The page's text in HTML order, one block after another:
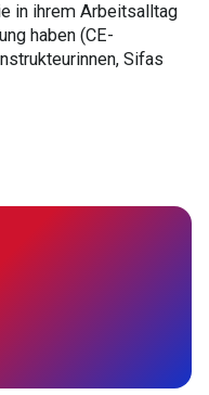
in ihrem Arbeitsalltag
haben (CE-
Sifas